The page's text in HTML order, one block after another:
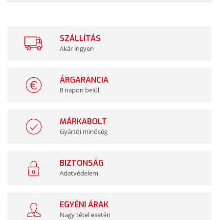
SZÁLLÍTÁS
Akár ingyen
ÁRGARANCIA
8 napon belül
MÁRKABOLT
Gyártói minőség
BIZTONSÁG
Adatvédelem
EGYÉNI ÁRAK
Nagy tétel esetén